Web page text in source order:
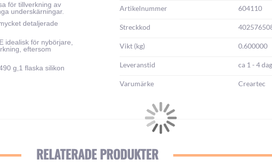
för tillverkning av
underskärningar.
detaljerade
idealisk för nybörjare,
eftersom
g,1 flaska silikon
Mer
Artikelnummer 604110
Streckkod
Vikt (kg) 0.600000
Leveranstid ca 1 - 4
Varumärke Creartec
RELATERADE PRODUKTER